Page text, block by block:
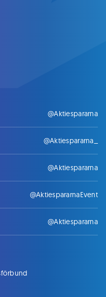
@Aktiespararna
@Aktiespararna_
@Aktiespararna
@AktiespararnaEvent
@Aktiespararna